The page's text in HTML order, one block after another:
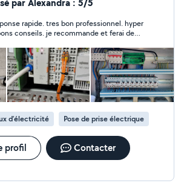
15-100), Rénovation de tableaux
Installation de systèmes de
vidéosurveillance), Interphonie et
électriques pour événements
bilans de puissance,
Dépannage et mise en
ou un professionnel, je vous garantis
et conforme aux normes en
gratuit et personnalisé
rapide. tres bon professionnel. hyper
conseils. je recommande et ferai de
d’électricité Pose de prise électrique
profil Contacter